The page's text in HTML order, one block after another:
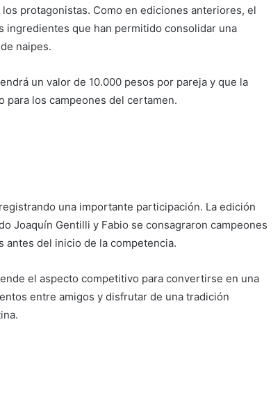
protagonistas. Como en ediciones anteriores, el
ingredientes que han permitido consolidar una
naipes.
un valor de 10.000 pesos por pareja y que la
para los campeones del certamen.
una importante participación. La edición
Joaquín Gentilli y Fabio se consagraron campeones
antes del inicio de la competencia.
el aspecto competitivo para convertirse en una
entre amigos y disfrutar de una tradición